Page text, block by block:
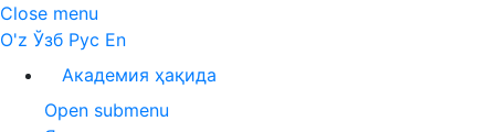
Close menu
O'z Ўзб Рус En
Академия ҳақида
Open submenu